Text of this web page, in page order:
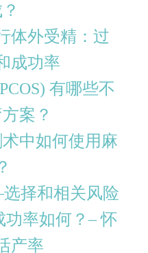
体外受精：过
成功率
有哪些不
案？
中如何使用麻
择和相关风险
功率如何？– 怀
产率